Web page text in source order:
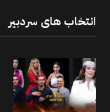
انتخاب های سردبیر